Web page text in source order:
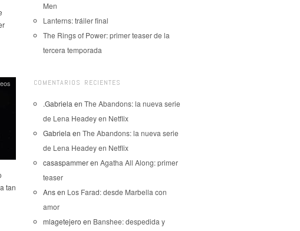
tan
Men
Lanterns: tráiler final
The Rings of Power: primer teaser de la
tercera temporada
COMENTARIOS RECIENTES
.Gabriela en The Abandons: la nueva serie
de Lena Headey en Netflix
Gabriela en The Abandons: la nueva serie
de Lena Headey en Netflix
casaspammeren Agatha All Along: primer
teaser
Ansen Los Farad: desde Marbella con
amor
mlagetejero en Banshee: despedida y